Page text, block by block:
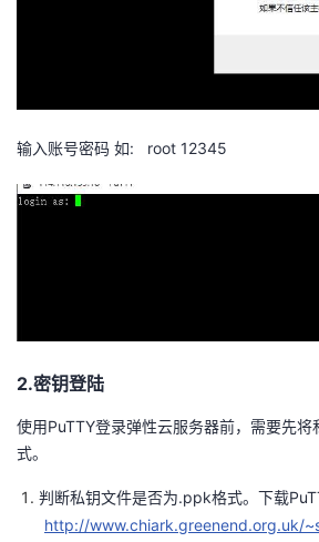
客
论
坛
的
圈
我
的
我
注
开
发
者
的
Programs
我
的
输入账号密码 如: root 12345
2.密钥登陆
使用PuTTY登录弹性云服务器前，需要先
式。
判断私钥文件是否为.ppk格式。下载
http://www.chiark.greenend.org.uk/